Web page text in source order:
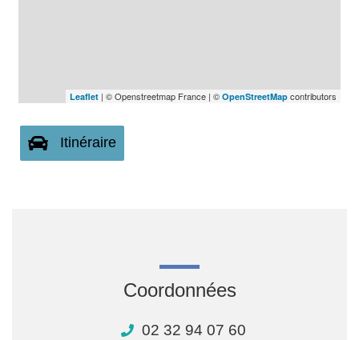
Leaflet | © Openstreetmap France | © OpenStreetMap contributors
Itinéraire
Coordonnées
02 32 94 07 60